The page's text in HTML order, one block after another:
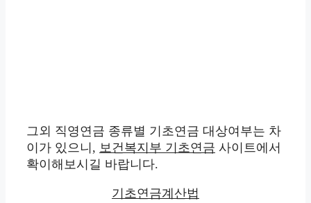
그외 직영연금 종류별 기초연금 대상여부는 차
이가 있으니, 보건복지부 기초연금 사이트에서
확이해보시길 바랍니다.
기초연금계산법